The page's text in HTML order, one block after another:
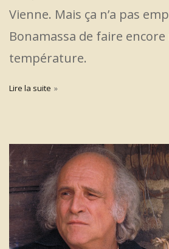
Vienne. Mais ça n’a pas
Bonamassa de faire
température.
Lire la suite